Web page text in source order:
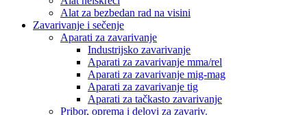
Alat za bezbedan rad na visini
Zavarivanje i sečenje
Aparati za zavarivanje
Industrijsko zavarivanje
Aparati za zavarivanje mma/rel
Aparati za zavarivanje mig-mag
Aparati za zavarivanje tig
Aparati za tačkasto zavarivanje
Pribor, oprema i delovi za zavariv.